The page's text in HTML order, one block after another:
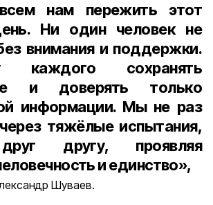
нам пережить этот
Ни один человек не
внимания и поддержки.
сохранять
и доверять только
информации. Мы не раз
тяжёлые испытания,
другу, проявляя
и единство»,
Шуваев.